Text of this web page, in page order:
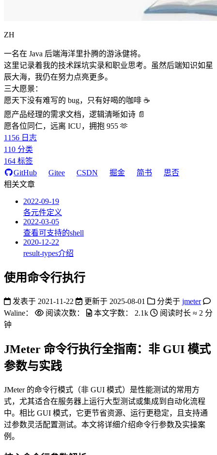
ZH
一名在 Java 后端海洋里扑腾的游泳健将。
这里记录着我的技术踩坑实录和职业思考。虽然后端知识如星
辰大海，我仍在努力点亮更多。
三大愿景：
愿天下没有难写的 bug，只有好喝的咖啡 ☕️
愿产品经理的需求文档，逻辑清晰如诗 📄
愿各位同仁，远离 ICU，拥抱 955 🫶
1156 日志
110 分类
164 标签
GitHub
Gitee CSDN 掘金 简书
思否
相关文章
2022-09-19
各元件定义
2022-03-05
查看可支持的shell
2020-12-22
result-types介绍
使用命令行执行
发表于 2021-11-22 更新于 2025-08-01 分类于 jmeter
Waline：
阅读次数： 本文字数： 2.1k 阅读时长 ≈ 2 分
钟
JMeter 命令行执行全指南：非 GUI 模式
参数与实践
JMeter 的命令行模式（非 GUI 模式）是性能测试的常用方
式，尤其适合在服务器上运行大型测试或集成到自动化流程
中。相比 GUI 模式，它更节省资源、运行更稳定，且支持通
过参数灵活配置测试。本文将详细介绍命令行参数及实操案
例。